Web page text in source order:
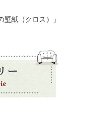
紙（クロス）」
ー